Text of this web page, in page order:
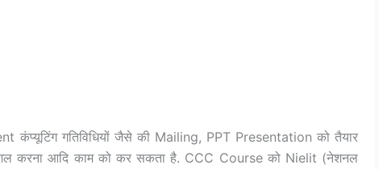
कंप्यूटिंग गतिविधियों जैसे की Mailing, PPT Presentation को तैयार
करना आदि काम को कर सकता है. CCC Course को Nielit (नेशनल